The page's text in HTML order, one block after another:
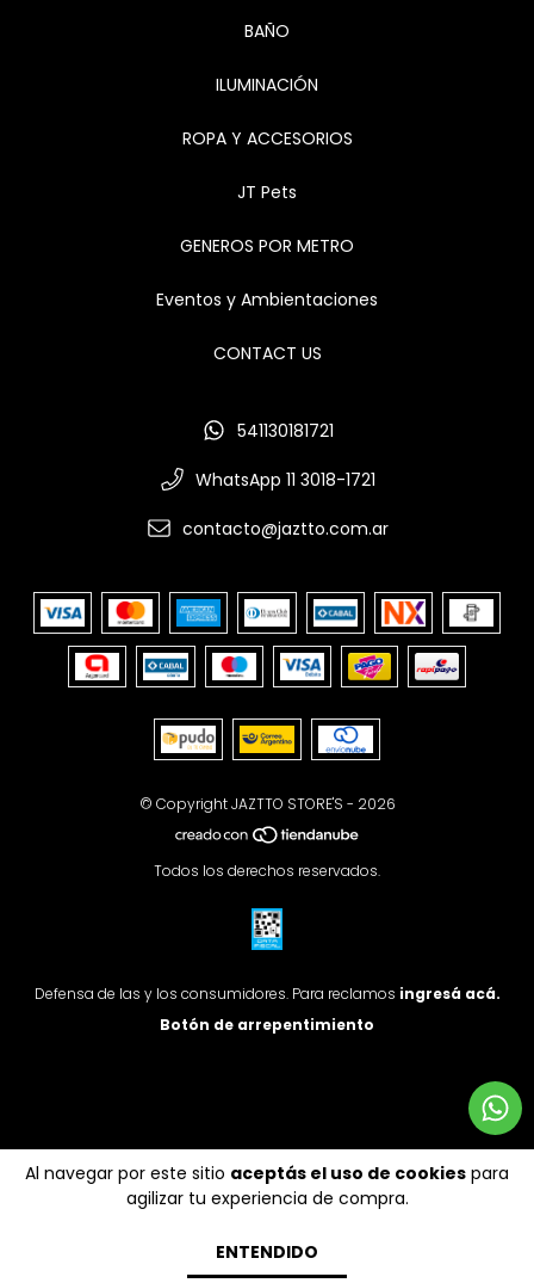
Al navegar por este sitio aceptás el uso de cookies para
agilizar tu experiencia de compra.
ENTENDIDO
BAÑO
ILUMINACIÓN
ROPA Y ACCESORIOS
JT Pets
GENEROS POR METRO
Eventos y Ambientaciones
CONTACT US
541130181721
WhatsApp 11 3018-1721
contacto@jaztto.com.ar
© Copyright JAZTTO STORE'S - 2026
Todos los derechos reservados.
Defensa de las y los consumidores. Para reclamos ingresá acá.
Botón de arrepentimiento